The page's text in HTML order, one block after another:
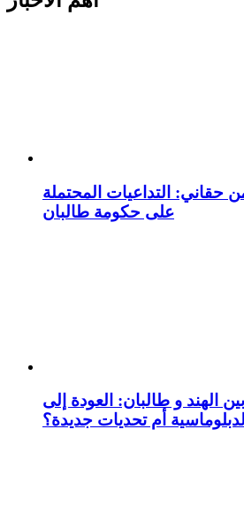
حقاني: التداعيات المحتملة
على حكومة طالبان
بين الهند و طالبان: العودة إلى
الدبلوماسية أم تحديات جديدة؟